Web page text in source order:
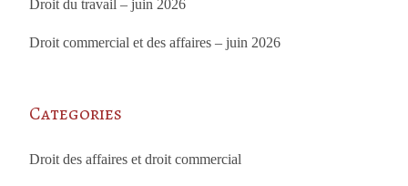
Droit du travail – juin 2026
Droit commercial et des affaires – juin 2026
Categories
Droit des affaires et droit commercial